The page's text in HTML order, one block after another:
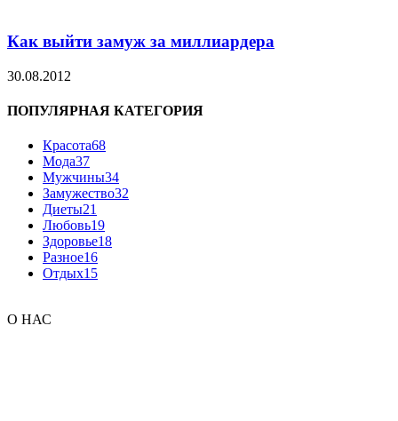
Как выйти замуж за миллиардера
30.08.2012
ПОПУЛЯРНАЯ КАТЕГОРИЯ
Красота68
Мода37
Мужчины34
Замужество32
Диеты21
Любовь19
Здоровье18
Разное16
Отдых15
О НАС